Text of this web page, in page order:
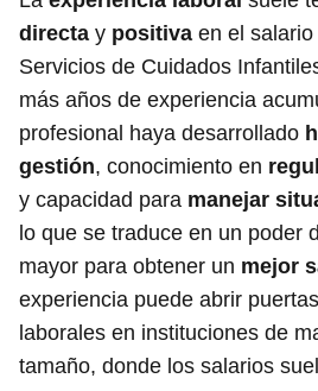
directa y positiva en el
Servicios de Cuidados
más años de experiencia
profesional haya desarrollado
gestión, conocimiento en
y capacidad para manejar
lo que se traduce en un poder
mayor para obtener un mejor
experiencia puede abrir
laborales en instituciones de
tamaño, donde los salarios